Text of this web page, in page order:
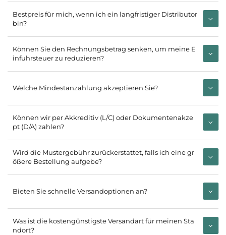
Bestpreis für mich, wenn ich ein langfristiger Distributor
bin?
Können Sie den Rechnungsbetrag senken, um meine E
infuhrsteuer zu reduzieren?
Welche Mindestanzahlung akzeptieren Sie?
Können wir per Akkreditiv (L/C) oder Dokumentenakze
pt (D/A) zahlen?
Wird die Mustergebühr zurückerstattet, falls ich eine gr
ößere Bestellung aufgebe?
Bieten Sie schnelle Versandoptionen an?
Was ist die kostengünstigste Versandart für meinen Sta
ndort?